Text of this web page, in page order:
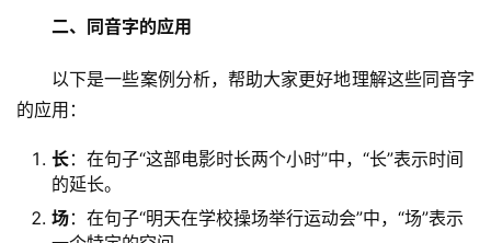
二、同音字的应用
以下是一些案例分析，帮助大家更好地理解这些同音字
的应用：
长：在句子“这部电影时长两个小时”中，“长”表示时间
的延长。
场：在句子“明天在学校操场举行运动会”中，“场”表示